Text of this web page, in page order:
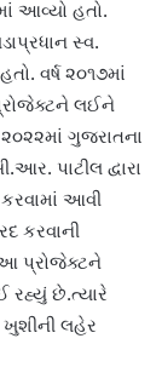
આવ્યો હતો.
સ્વ.
વર્ષ ૨૦૧૭માં
લઈને
ગુજરાતના
પાટીલ દ્વારા
આવી
કરવાની
પ્રોજેક્ટને
રહ્યું છે.ત્યારે
ખુશીની લહેર